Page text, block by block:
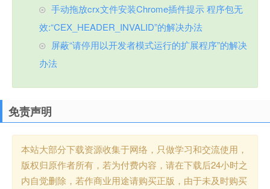
手动拖放crx文件安装Chrome插件提示 程序包无
效:“CEX_HEADER_INVALID”的解决办法
屏蔽“请停用以开发者模式运行的扩展程序”的解决
办法
免责声明
本站大部分下载资源收集于网络，只做学习和交流使用，
版权归原作者所有，若为付费内容，请在下载后24小时之
内自觉删除，若作商业用途请购买正版，由于未及时购买